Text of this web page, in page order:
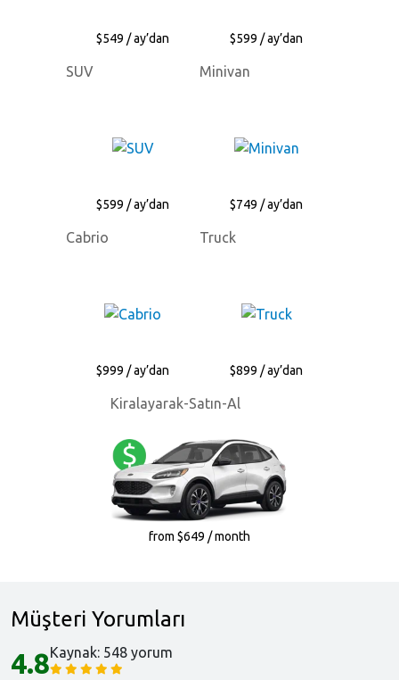
$549 / ay’dan $599 / ay’dan
SUV
$599 / ay’dan
Minivan
$749 / ay’dan
Cabrio
$999 / ay’dan
Truck
$899 / ay’dan
Kiralayarak-Satın-Al
from $649 / month
Müşteri Yorumları
4.8Kaynak: 548 yorum